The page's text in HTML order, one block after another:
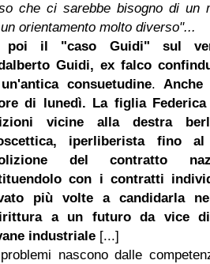
che ci sarebbe bisogno di un
orientamento molto diverso"...
poi il "caso Guidi" sul
Guidi, ex falco
consuetudine.
di lunedì. La figlia Federica
vicine alla destra
iperliberista fino
del contratto
con i contratti
più volte a candidarla
a un futuro da vice
industriale [...]
nascono dalle